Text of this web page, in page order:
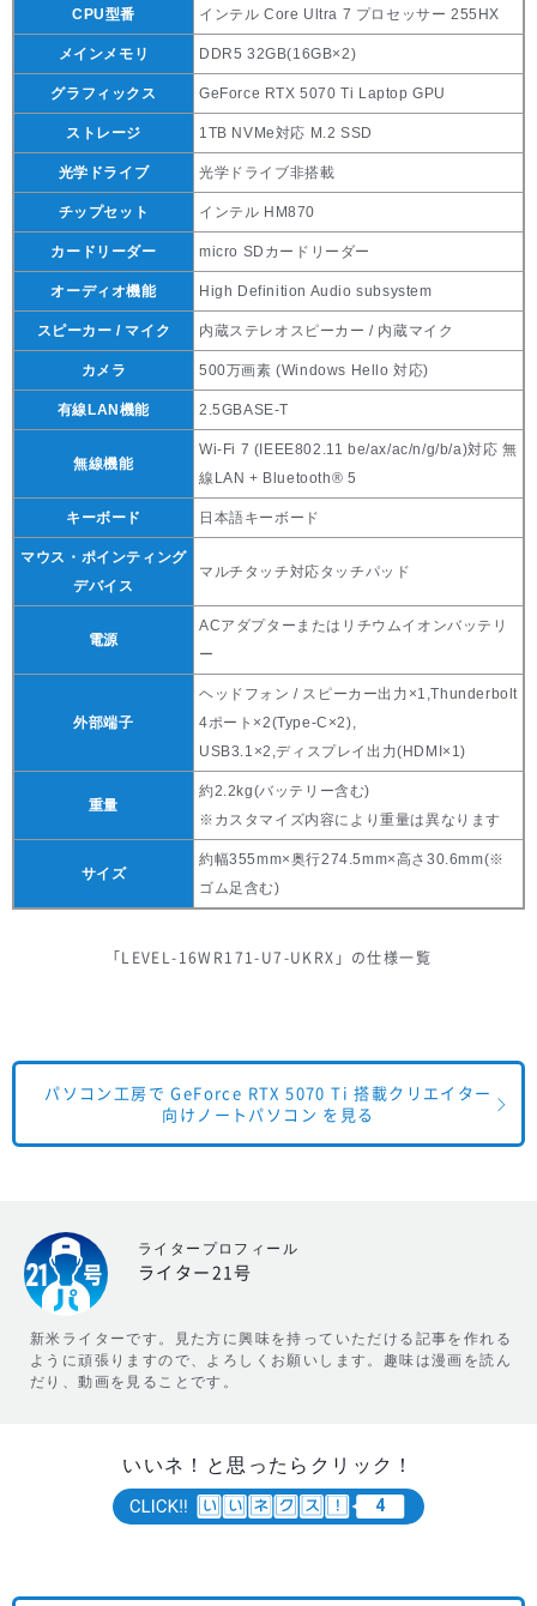
CPU型番 インテル Core Ultra 7 プロセッサー 255HX
メインメモリ DDR5 32GB(16GB×2)
グラフィックス GeForce RTX 5070 Ti Laptop GPU
ストレージ 1TB NVMe対応 M.2 SSD
光学ドライブ 光学ドライブ非搭載
チップセット インテル HM870
カードリーダー micro SDカードリーダー
オーディオ機能 High Definition Audio subsystem
スピーカー / マイク 内蔵ステレオスピーカー / 内蔵マイク
カメラ 500万画素 (Windows Hello 対応)
有線LAN機能 2.5GBASE-T
無線機能
Wi-Fi 7 (IEEE802.11 be/ax/ac/n/g/b/a)対応 無
線LAN + Bluetooth® 5
キーボード 日本語キーボード
マウス・ポインティング
デバイス
マルチタッチ対応タッチパッド
電源
ACアダプターまたはリチウムイオンバッテリ
ー
外部端子
ヘッドフォン / スピーカー出力×1,Thunderbolt
4ポート×2(Type-C×2),
USB3.1×2,ディスプレイ出力(HDMI×1)
重量
約2.2kg(バッテリー含む)
※カスタマイズ内容により重量は異なります
サイズ
約幅355mm×奥行274.5mm×高さ30.6mm(※
ゴム足含む)
「LEVEL-16WR171-U7-UKRX」の仕様一覧
パソコン工房で GeForce RTX 5070 Ti 搭載クリエイター
向けノートパソコン を見る
ライタープロフィール
ライター21号
新米ライターです。見た方に興味を持っていただける記事を作れる
ように頑張りますので、よろしくお願いします。趣味は漫画を読ん
だり、動画を見ることです。
いいネ！と思ったらクリック！
4